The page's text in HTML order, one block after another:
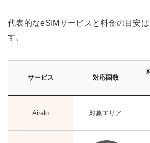
代表的なeSIMサービスと料金の目安
す。
サービス 対応国数
Airalo 対象エリア